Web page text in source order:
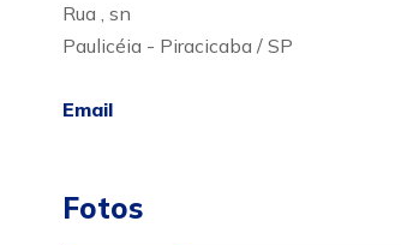
Rua , sn
Paulicéia - Piracicaba / SP
Email
Fotos